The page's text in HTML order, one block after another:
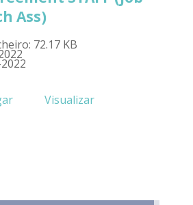
Ass)
72.17 KB
Visualizar